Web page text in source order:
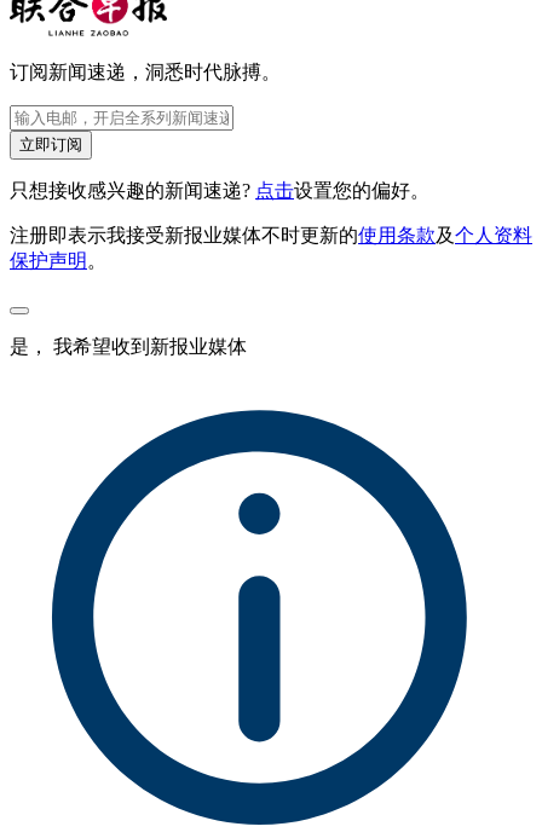
订阅新闻速递，洞悉时代脉搏。
立即订阅
只想接收感兴趣的新闻速递? 点击设置您的偏好。
注册即表示我接受新报业媒体不时更新的使用条款及个人资料
保护声明 。
是， 我希望收到新报业媒体